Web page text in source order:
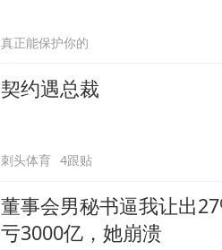
真正能保护你的
契约遇总裁
刺头体育 4跟贴
董事会男秘书逼我让出
亏3000亿，她崩溃